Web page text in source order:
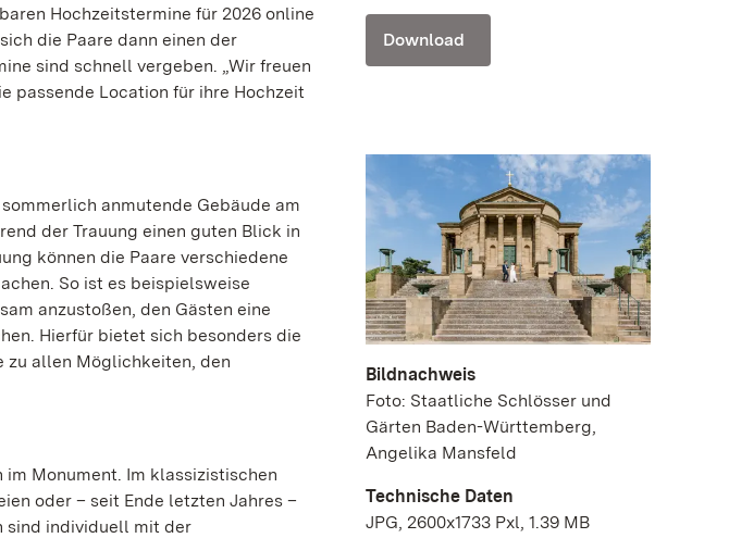
Hochzeitstermine für 2026 online
die Paare dann einen der
sind schnell vergeben. „Wir freuen
passende Location für ihre Hochzeit
anmutende Gebäude am
der Trauung einen guten Blick in
können die Paare verschiedene
So ist es beispielsweise
anzustoßen, den Gästen eine
Hierfür bietet sich besonders die
zu allen Möglichkeiten, den
Monument. Im klassizistischen
oder – seit Ende letzten Jahres –
sind individuell mit der
Download
Bildnachweis
Foto: Staatliche Schlösser und
Gärten Baden-Württemberg,
Angelika Mansfeld
Technische Daten
JPG, 2600x1733 Pxl, 1.39 MB